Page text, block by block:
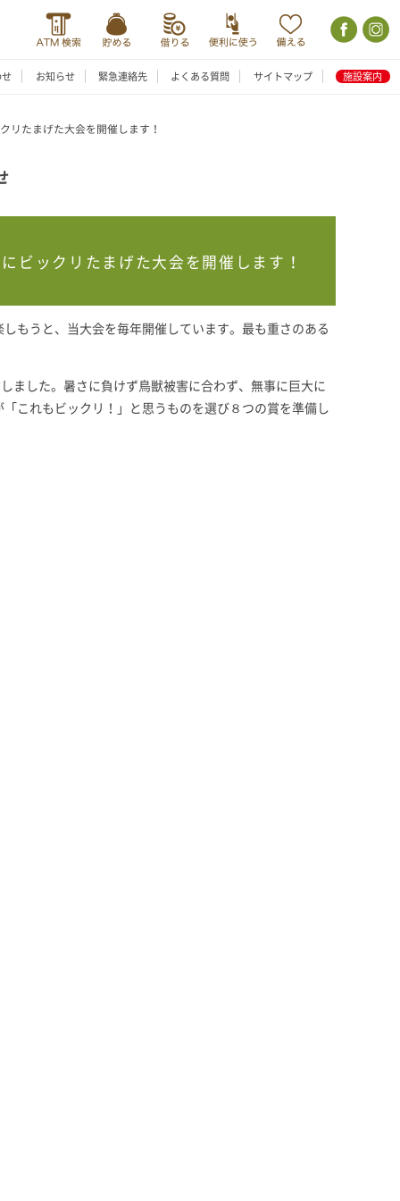
せ お知らせ 緊急連絡先 よくある質問 サイトマップ 施設案内
リたまげた大会を開催します！
ビックリたまげた大会を開催します！
もうと、当大会を毎年開催しています。最も重さのある
ました。暑さに負けず鳥獣被害に合わず、無事に巨大に
これもビックリ！」と思うものを選び８つの賞を準備し